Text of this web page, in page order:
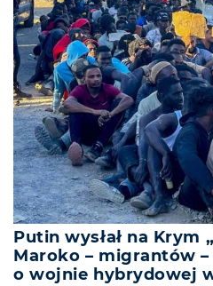
Putin wysłał na Krym
Maroko – migrantów –
o wojnie hybrydowej